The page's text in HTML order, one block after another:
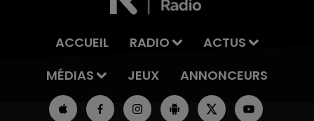
ACCUEIL RADIO
ACTUS
MÉDIAS
JEUX ANNONCEURS